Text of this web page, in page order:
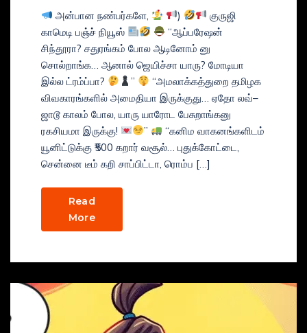
அன்பான நண்பர்களே, )
குருஜி
காமெடி பஞ்ச் நியூஸ்
“ஆப்பரேஷன்
சிந்தூரா? சதுரங்கம் போல ஆடினோம் னு
சொல்றாங்க… ஆனால் ஜெயிச்சா யாரு? மோடியா
இல்ல ட்ரம்ப்பா?
”
“அமலாக்கத்துறை தமிழக
விவகாரங்களில் அமைதியா இருக்குது… ஏதோ லவ்–
ஜாடூ காலம் போல, யாரு யாரோட பேசுறாங்கனு
ரகசியமா இருக்கு!
”
“கனிம வாகனங்களிடம்
யூனிட்டுக்கு ₹500 கறார் வசூல்… புதுக்கோட்டை,
சென்னை டீம் கறி சாப்பிட்டா, ரொம்ப […]
Read
More